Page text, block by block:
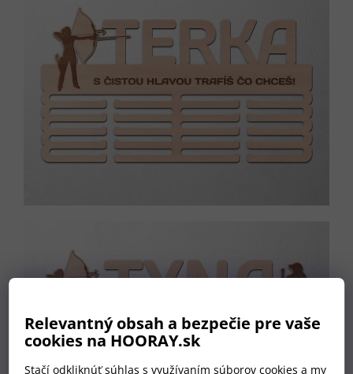
Relevantný obsah a bezpečie pre vaše
cookies na HOORAY.sk
Stačí odkliknúť súhlas s využívaním súborov cookies a my